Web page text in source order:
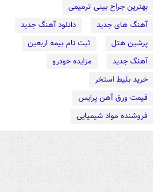
بهترین جراح بینی ترمیمی
آهنگ های جدید
دانلود آهنگ جدید
پرشین هتل
ثبت نام بیمه اربعین
آهنگ جدید
مزایده خودرو
خرید بلیط استخر
قیمت ورق آهن پرایس
فروشنده مواد شیمیایی